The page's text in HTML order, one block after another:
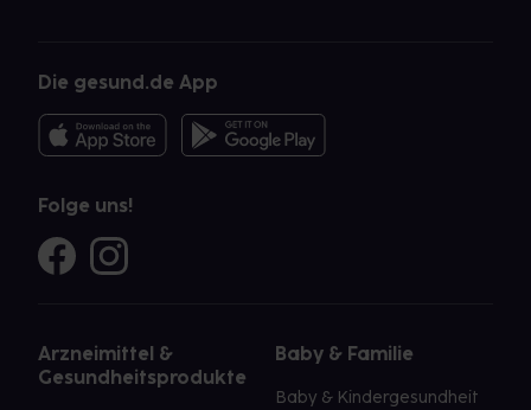
Die gesund.de App
Folge uns!
Arzneimittel &
Gesundheitsprodukte
Baby & Familie
Baby & Kindergesundheit